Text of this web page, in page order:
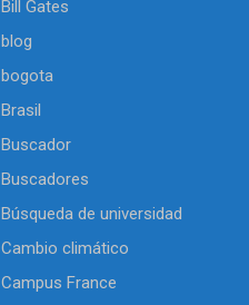
Bill Gates
blog
bogota
Brasil
Buscador
Buscadores
Búsqueda de universidad
Cambio climático
Campus France